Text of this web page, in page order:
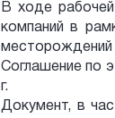
В ходе
компаний в
Соглашение по
г.
Документ, в